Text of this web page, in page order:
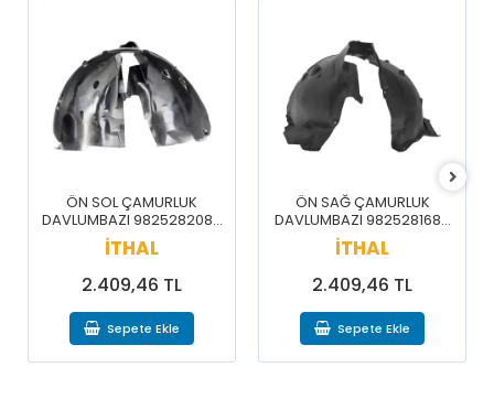
ÖN SOL ÇAMURLUK
DAVLUMBAZI 9825282080
/ 3008 5008 16-20
İTHAL
2.409,46 TL
Sepete Ekle
ÖN SAĞ ÇAMURLUK
DAVLUMBAZI 9825281680
/ 3008 5008 16-20
İTHAL
2.409,46 TL
Sepete Ekle